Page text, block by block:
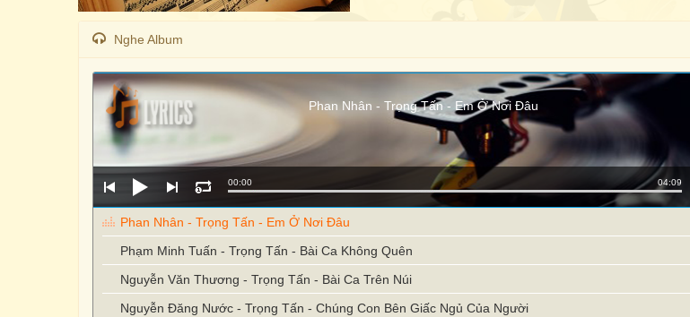
Nghe Album
Phan Nhân - Trọng Tấn - Em Ở Nơi Đâu
00:00 04:09
Phan Nhân - Trọng Tấn - Em Ở Nơi Đâu
Phạm Minh Tuấn - Trọng Tấn - Bài Ca Không Quên
Nguyễn Văn Thương - Trọng Tấn - Bài Ca Trên Núi
Nguyễn Đăng Nước - Trọng Tấn - Chúng Con Bên Giấc Ngủ Của Người